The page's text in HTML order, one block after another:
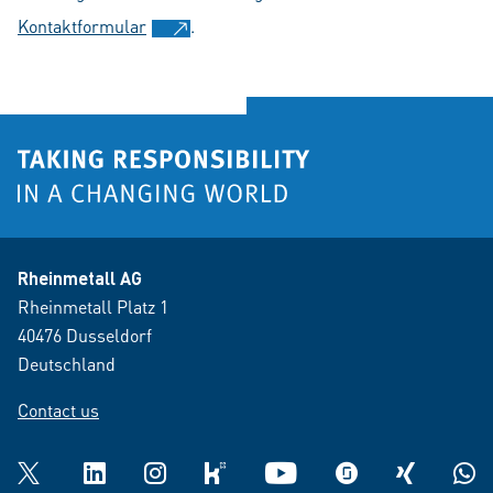
Kontaktformular
.
Rheinmetall AG
Rheinmetall Platz 1
40476 Dusseldorf
Deutschland
Contact us
Twitter LinkedInInstagramkununu YouTube glassdoorXING